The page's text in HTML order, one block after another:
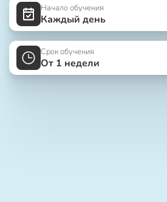
Начало обучения
Каждый день
Срок обучения
От 1 недели